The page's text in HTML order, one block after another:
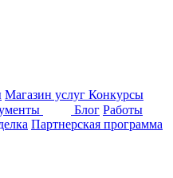
Магазин услуг Конкурсы
Блог Работы
Партнерская программа